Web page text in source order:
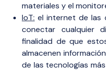
materiales y el
IoT: el internet de las
conectar cualquier
finalidad de que
almacenen
de las tecnologías